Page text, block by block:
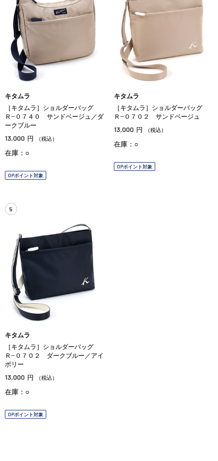
キタムラ
［キタムラ］ショルダーバッグ
Ｒ−０７４０ サンドベージュ／ダ
ークブルー
13,000 円 （税込）
在庫：○
OPポイント対象
キタムラ
［キタムラ］ショルダーバッグ
Ｒ−０７０２ サンドベージュ
13,000 円 （税込）
在庫：○
OPポイント対象
5
キタムラ
［キタムラ］ショルダーバッグ
Ｒ−０７０２ ダークブルー／アイ
ボリー
13,000 円 （税込）
在庫：○
OPポイント対象